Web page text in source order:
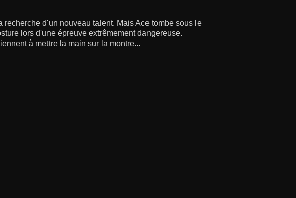
d'un nouveau talent. Mais Ace tombe sous le
lors d'une épreuve extrêmement dangereuse.
à mettre la main sur la montre...